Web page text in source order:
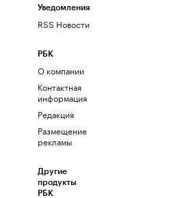
Уведомления
RSS Новости
РБК
О компании
Контактная
информация
Редакция
Размещение
рекламы
Другие
продукты
РБК